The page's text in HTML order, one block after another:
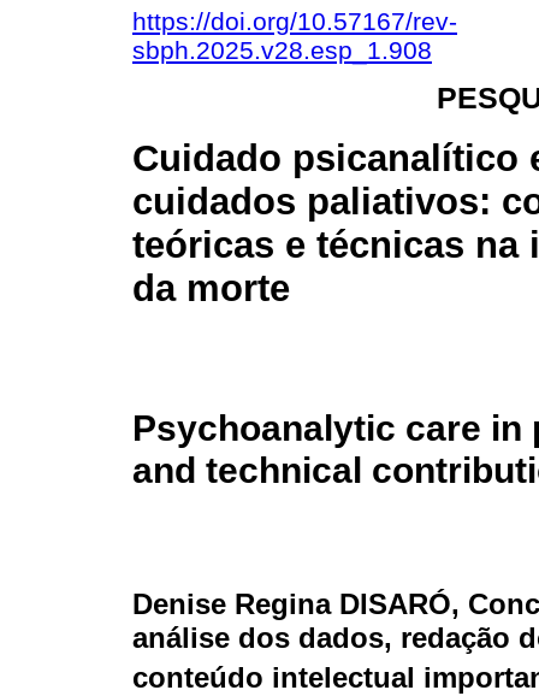
https://doi.org/10.57167/rev-
sbph.2025.v28.esp_1.908
Cuidado psicanalítico
cuidados paliativos:
teóricas e técnicas na
da morte
Psychoanalytic care
and technical
Denise Regina DISARÓ,
análise dos dados, redação
conteúdo intelectual